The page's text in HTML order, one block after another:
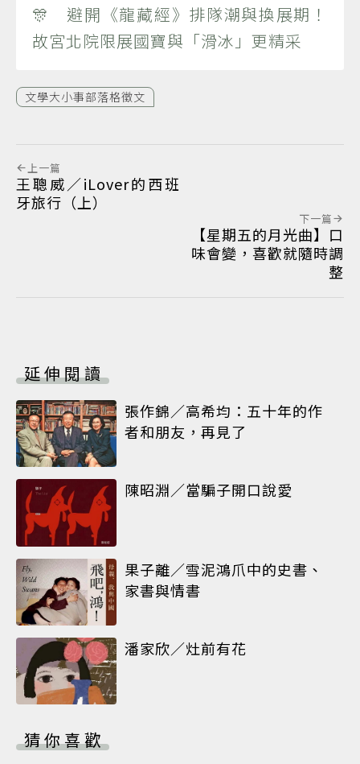
🎊 避開《龍藏經》排隊潮與換展期！
故宮北院限展國寶與「滑冰」更精采
文學大小事部落格徵文
上一篇
王聰威／iLover的西班
牙旅行（上）
下一篇
【星期五的月光曲】口
味會變，喜歡就隨時調
整
延伸閱讀
張作錦／高希均：五十年的作
者和朋友，再見了
陳昭淵／當騙子開口說愛
果子離／雪泥鴻爪中的史書、
家書與情書
潘家欣／灶前有花
猜你喜歡